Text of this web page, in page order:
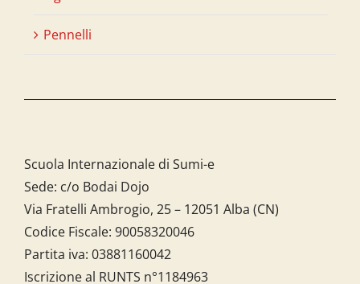
Pennelli
Scuola Internazionale di Sumi-e
Sede: c/o Bodai Dojo
Via Fratelli Ambrogio, 25 – 12051 Alba (CN)
Codice Fiscale: 90058320046
Partita iva: 03881160042
Iscrizione al RUNTS n°1184963